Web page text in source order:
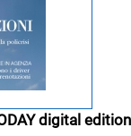
digital edition